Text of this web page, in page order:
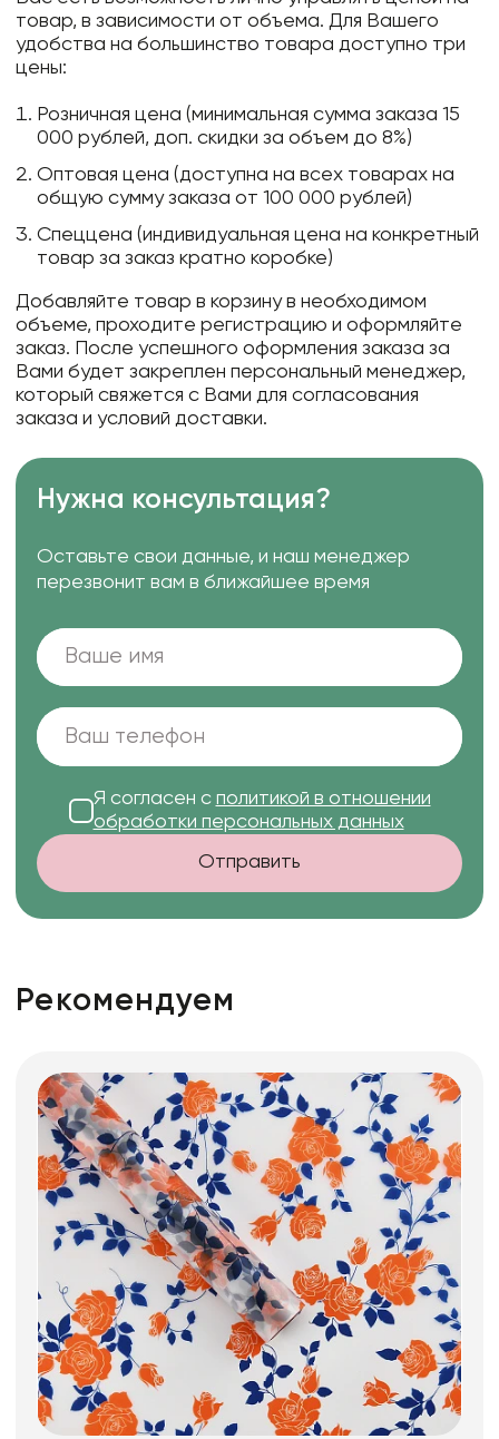
товар, в зависимости от объема. Для Вашего
удобства на большинство товара доступно три
цены:
Розничная цена (минимальная сумма заказа 15
000 рублей, доп. скидки за объем до 8%)
Оптовая цена (доступна на всех товарах на
общую сумму заказа от 100 000 рублей)
Спеццена (индивидуальная цена на конкретный
товар за заказ кратно коробке)
Добавляйте товар в корзину в необходимом
объеме, проходите регистрацию и оформляйте
заказ. После успешного оформления заказа за
Вами будет закреплен персональный менеджер,
который свяжется с Вами для согласования
заказа и условий доставки.
Нужна консультация?
Оставьте свои данные, и наш менеджер
перезвонит вам в ближайшее время
Я согласен с политикой в отношении
обработки персональных данных
Отправить
Рекомендуем